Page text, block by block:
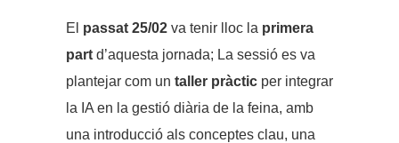
El passat 25/02 va tenir lloc la primera
part d’aquesta jornada; La sessió es va
plantejar com un taller pràctic per integrar
la IA en la gestió diària de la feina, amb
una introducció als conceptes clau, una